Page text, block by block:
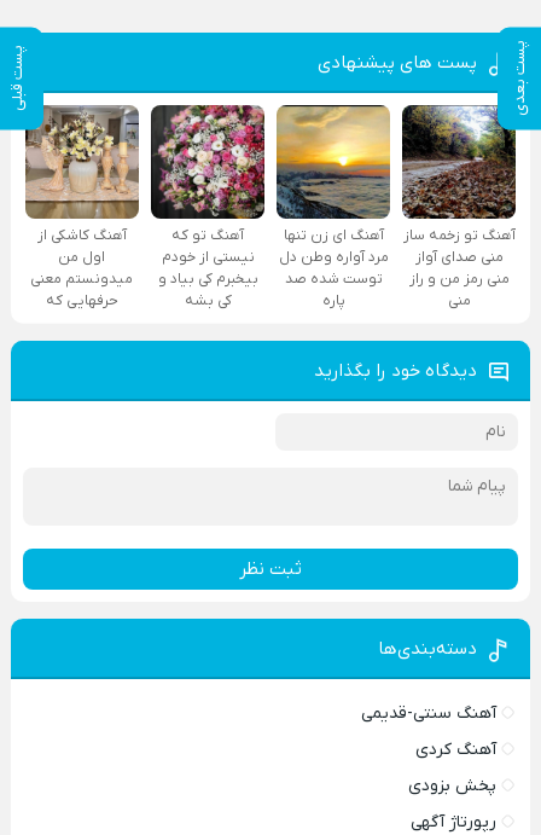
پست بعدی پست قبلی پست های پیشنهادی
آهنگ تو زخمه ساز
منی صدای آواز
منی رمز من و راز
منی
آهنگ ای زن تنها
مرد آواره وطن دل
توست شده صد
پاره
آهنگ تو که
نیستی از خودم
بیخبرم کی بیاد و
کی بشه
آهنگ کاشکی از
اول من
میدونستم معنی
حرفهایی که
دیدگاه خود را بگذارید
ثبت نظر
دسته‌بندی‌ها
آهنگ سنتی-قدیمی
آهنگ کردی
پخش بزودی
رپورتاژ آگهی